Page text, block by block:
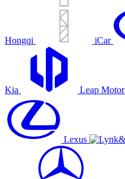
Hongqi iCar
Kia Leap Motor
Lexus